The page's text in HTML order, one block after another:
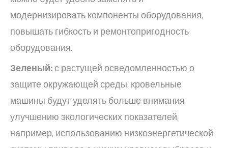
модернизировать компоненты оборудования,
повышать гибкость и ремонтопригодность
оборудования.
Зеленый:с растущей осведомленностью о
защите окружающей среды, кровельные
машины будут уделять больше внимания
улучшению экологических показателей,
например, использованию низкоэнергетической